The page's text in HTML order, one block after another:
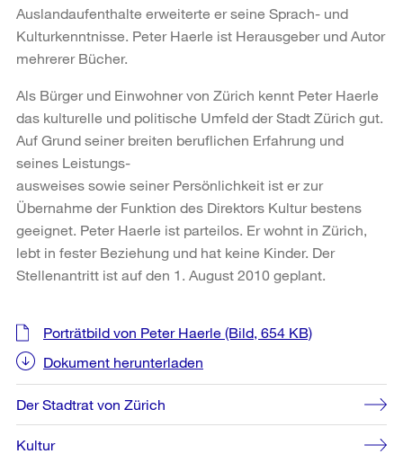
Auslandaufenthalte erweiterte er seine Sprach- und
Kulturkenntnisse. Peter Haerle ist Herausgeber und Autor
mehrerer Bücher.
Als Bürger und Einwohner von Zürich kennt Peter Haerle
das kulturelle und politische Umfeld der Stadt Zürich gut.
Auf Grund seiner breiten beruflichen Erfahrung und
seines Leistungs-
ausweises sowie seiner Persönlichkeit ist er zur
Übernahme der Funktion des Direktors Kultur bestens
geeignet. Peter Haerle ist parteilos. Er wohnt in Zürich,
lebt in fester Beziehung und hat keine Kinder. Der
Stellenantritt ist auf den 1. August 2010 geplant.
Weitere
Informationen
Porträtbild von Peter Haerle (Bild, 654 KB)
Dokument herunterladen
Der Stadtrat von Zürich
Kultur